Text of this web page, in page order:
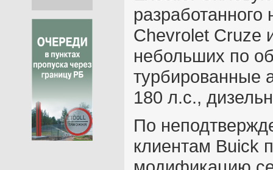
Chevrolet Cruze
небольших по
турбированные
180 л.с.,
По
клиентам Buick